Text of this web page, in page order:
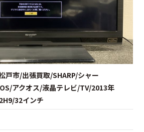
戸市/出張買取/SHARP/シャー
アクオス/液晶テレビ/TV/2013年
32インチ